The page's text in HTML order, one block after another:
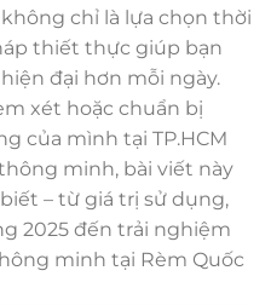
chỉ là lựa chọn thời
thiết thực giúp bạn
đại hơn mỗi ngày.
xét hoặc chuẩn bị
của mình tại TP.HCM
minh, bài viết này
– từ giá trị sử dụng,
2025 đến trải nghiệm
minh tại Rèm Quốc